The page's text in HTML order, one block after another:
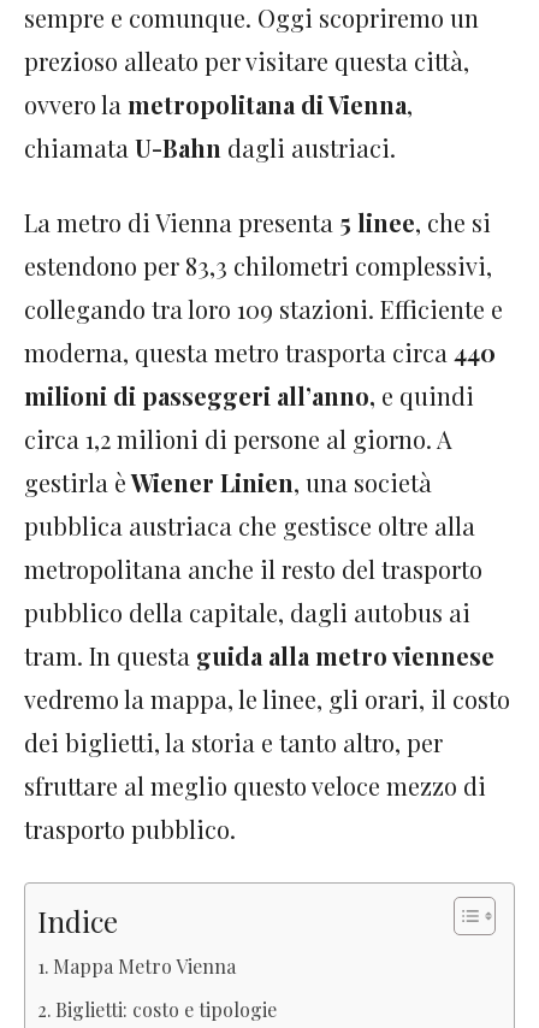
sempre e comunque. Oggi scopriremo un
prezioso alleato per visitare questa città,
ovvero la metropolitana di Vienna,
chiamata U-Bahn dagli austriaci.
La metro di Vienna presenta 5 linee, che si
estendono per 83,3 chilometri complessivi,
collegando tra loro 109 stazioni. Efficiente e
moderna, questa metro trasporta circa 440
milioni di passeggeri all’anno, e quindi
circa 1,2 milioni di persone al giorno. A
gestirla èWiener Linien, una società
pubblica austriaca che gestisce oltre alla
metropolitana anche il resto del trasporto
pubblico della capitale, dagli autobus ai
tram. In questa guida alla metro viennese
vedremo la mappa, le linee, gli orari, il costo
dei biglietti, la storia e tanto altro, per
sfruttare al meglio questo veloce mezzo di
trasporto pubblico.
Indice
Mappa Metro Vienna
Biglietti: costo e tipologie